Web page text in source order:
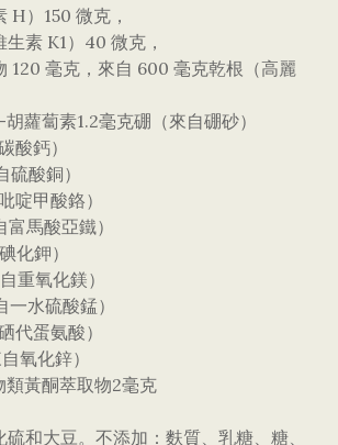
H）150 微克，
素 K1）40 微克，
120 毫克，來自 600 毫克乾根（高麗
蘿蔔素1.2毫克硼（來自硼砂）
酸鈣）
酸銅）
啶甲酸鉻）
馬酸亞鐵）
化鉀）
重氧化鎂）
水硫酸錳）
代蛋氨酸）
氧化鋅）
類黃酮萃取物2毫克
和大豆。不添加：麩質、乳糖、糖、